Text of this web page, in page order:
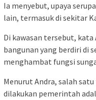
Ia menyebut, upaya
lain, termasuk di sekitar
Di kawasan tersebut,
bangunan yang berdiri di
menghambat fungsi
Menurut Andra, salah
dilakukan pemerintah